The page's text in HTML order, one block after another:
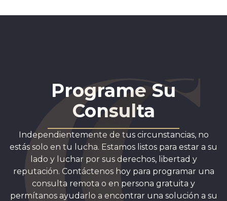
Programe Su
Consulta
Independientemente de tus circunstancias, no
estás solo en tu lucha. Estamos listos para estar a su
lado y luchar por sus derechos, libertad y
reputación. Contáctenos hoy para programar una
consulta remota o en persona gratuita y
permítanos ayudarlo a encontrar una solución a su